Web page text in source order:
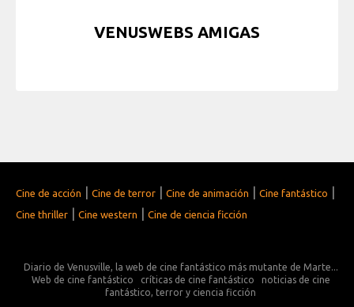
VENUSWEBS AMIGAS
Cine de acción | Cine de terror | Cine de animación | Cine fantástico |
Cine thriller | Cine western | Cine de ciencia ficción
Diario de Venusville, la web de cine fantástico más mutante de Marte...
Web de cine fantástico
críticas de cine fantástico
noticias de cine
fantástico, terror y ciencia ficción